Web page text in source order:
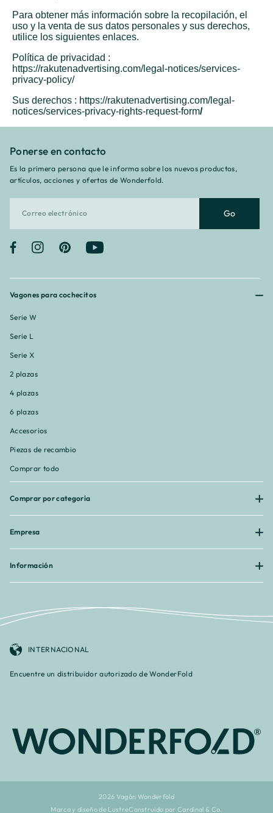
Para obtener más información sobre la recopilación, el
uso y la venta de sus datos personales y sus derechos,
utilice los siguientes enlaces.
Política de privacidad :
https://rakutenadvertising.com/legal-notices/services-
privacy-policy/
Sus derechos : https://rakutenadvertising.com/legal-
notices/services-privacy-rights-request-form/
Vagones para cochecitos
Serie W
Serie L
Serie X
2 plazas
4 plazas
6 plazas
Accesorios
Piezas de recambio
Comprar todo
Comprar por categoría
Empresa
Información
Ponerse en contacto
Es la primera persona que le informa sobre los nuevos productos,
artículos, acciones y ofertas de Wonderfold.
Go
FacebookInstagramPinterest YouTube
INTERNACIONAL
Encuentre un distribuidor autorizado de WonderFold
2026 Vagón Wonderfold
Marca y diseño de LustreConstruido por Cardinal & Co.